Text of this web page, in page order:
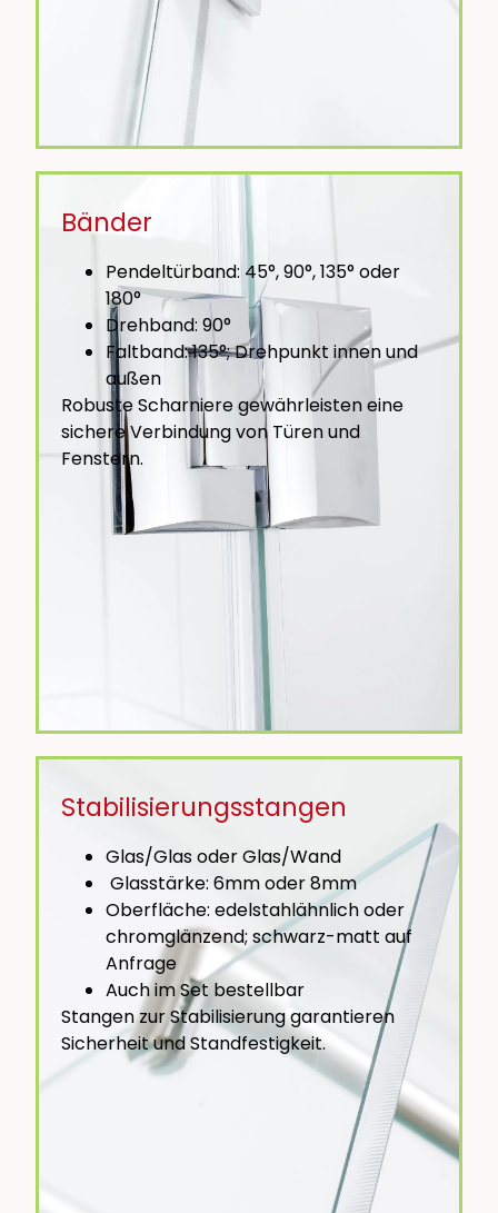
Bänder
Pendeltürband: 45°, 90°, 135° oder
180°
Drehband: 90°
Faltband: 135°; Drehpunkt innen und
außen
Robuste Scharniere gewährleisten eine
sichere Verbindung von Türen und
Fenstern.
Stabilisierungsstangen
Glas/Glas oder Glas/Wand
Glasstärke: 6mm oder 8mm
Oberfläche: edelstahlähnlich oder
chromglänzend; schwarz-matt auf
Anfrage
Auch im Set bestellbar
Stangen zur Stabilisierung garantieren
Sicherheit und Standfestigkeit.